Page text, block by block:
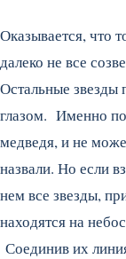
Оказывается, что
далеко не все
Остальные
глазом. Именно
медведя, и не
назвали. Но если
нем все звезды,
находятся на
Соединив их